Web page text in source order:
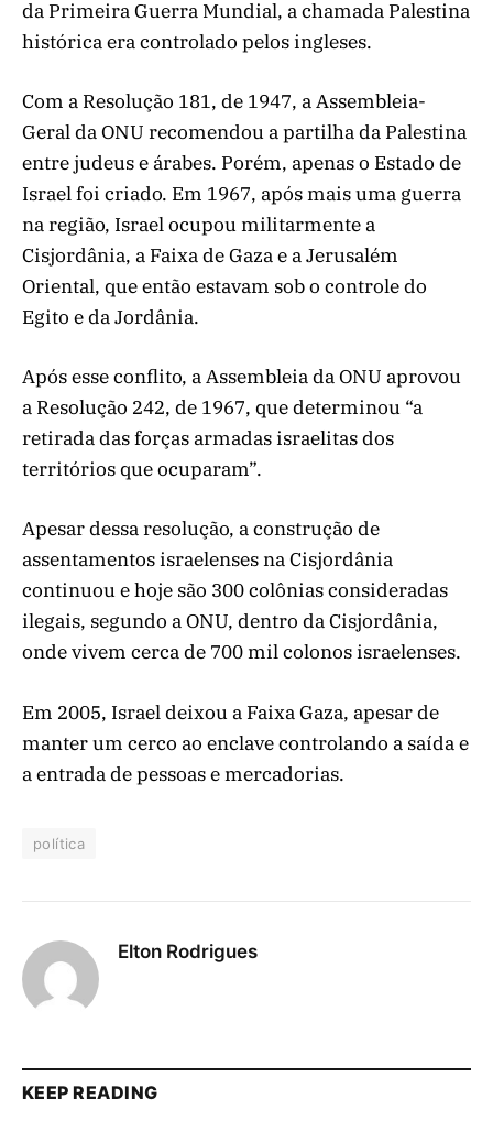
da Primeira Guerra Mundial, a chamada Palestina
histórica era controlado pelos ingleses.
Com a Resolução 181, de 1947, a Assembleia-
Geral da ONU recomendou a partilha da Palestina
entre judeus e árabes. Porém, apenas o Estado de
Israel foi criado. Em 1967, após mais uma guerra
na região, Israel ocupou militarmente a
Cisjordânia, a Faixa de Gaza e a Jerusalém
Oriental, que então estavam sob o controle do
Egito e da Jordânia.
Após esse conflito, a Assembleia da ONU aprovou
a Resolução 242, de 1967, que determinou “a
retirada das forças armadas israelitas dos
territórios que ocuparam”.
Apesar dessa resolução, a construção de
assentamentos israelenses na Cisjordânia
continuou e hoje são 300 colônias consideradas
ilegais, segundo a ONU, dentro da Cisjordânia,
onde vivem cerca de 700 mil colonos israelenses.
Em 2005, Israel deixou a Faixa Gaza, apesar de
manter um cerco ao enclave controlando a saída e
a entrada de pessoas e mercadorias.
política
Elton Rodrigues
KEEP READING